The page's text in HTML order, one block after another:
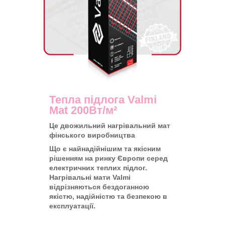
Тепла підлога Valmi
Mat 200Вт/м²
Це двожильний нагрівальний мат
фінського виробництва
Що є найнадійнішим та якісним
рішенням на ринку Європи серед
електричних теплих підлог.
Нагрівальні мати Valmi
відрізняються бездоганною
якістю, надійністю та безпекою в
експлуатації.